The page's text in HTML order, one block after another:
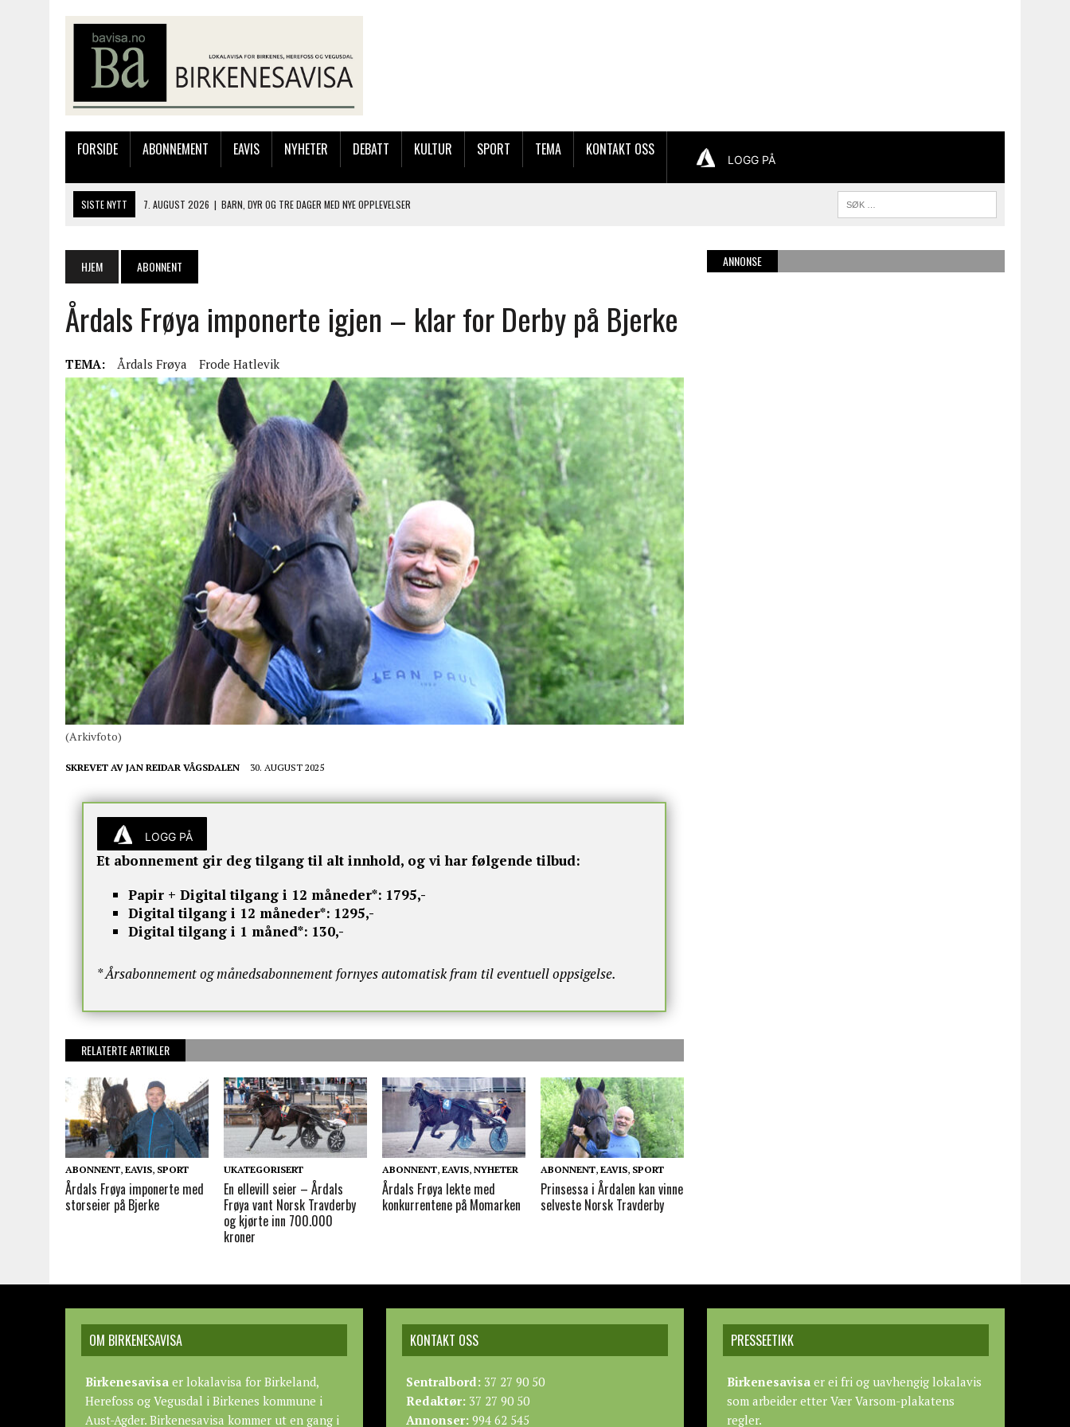
FORSIDE ABONNEMENT EAVIS NYHETER DEBATT KULTUR SPORT TEMA KONTAKT OSS
LOGG PÅ
SISTE NYTT 7. AUGUST 2026 | BARN, DYR OG TRE DAGER MED NYE OPPLEVELSER
6. AUGUST 2026 | BYGGING AV FLATBUNNINGER PÅ MUSEET
7. AUGUST 2026
FLYTTER PRODUKSJONEN TIL OSLO: FLERE MISTER JOBBEN VED SYNKRON MEDIA
HJEM ABONNENT
Årdals Frøya imponerte igjen – klar for Derby på Bjerke
TEMA: Årdals Frøya Frode Hatlevik
(Arkivfoto)
SKREVET AV JAN REIDAR VÅGSDALEN 30. AUGUST 2025
LOGG PÅ
Et abonnement gir deg tilgang til alt innhold, og vi har følgende tilbud:
Papir + Digital tilgang i 12 måneder*: 1795,-
Digital tilgang i 12 måneder*: 1295,-
Digital tilgang i 1 måned*: 130,-
* Årsabonnement og månedsabonnement fornyes automatisk fram til eventuell oppsigelse.
RELATERTE ARTIKLER
ABONNENT, EAVIS, SPORT
Årdals Frøya imponerte med
storseier på Bjerke
UKATEGORISERT
En ellevill seier – Årdals
Frøya vant Norsk Travderby
og kjørte inn 700.000
kroner
ABONNENT,EAVIS,NYHETER
Årdals Frøya lekte med
konkurrentene på Momarken
ABONNENT,EAVIS, SPORT
Prinsessa i Årdalen kan vinne
selveste Norsk Travderby
ANNONSE
OM BIRKENESAVISA
Birkenesavisa er lokalavisa for Birkeland,
Herefoss og Vegusdal i Birkenes kommune i
Aust-Agder. Birkenesavisa kommer ut en gang i
KONTAKT OSS
Sentralbord: 37 27 90 50
Redaktør: 37 27 90 50
Annonser: 994 62 545
PRESSEETIKK
Birkenesavisa er ei fri og uavhengig lokalavis
som arbeider etterVær Varsom-plakatens
regler.